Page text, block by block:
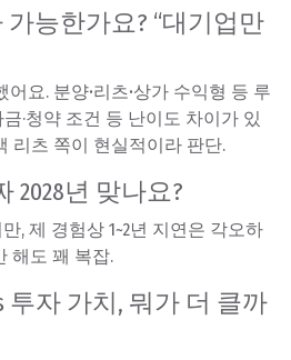
가능한가요? “대기업만
어요. 분양·리츠·상가 수익형 등 루
·청약 조건 등 난이도 차이가 있
리츠 쪽이 현실적이라 판단.
2028년 맞나요?
, 제 경험상 1~2년 지연은 각오하
해도 꽤 복잡.
투자 가치, 뭐가 더 클까